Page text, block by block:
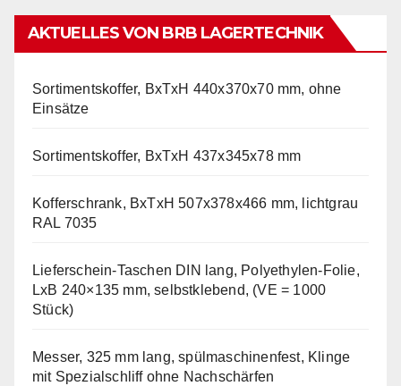
AKTUELLES VON BRB LAGERTECHNIK
Sortimentskoffer, BxTxH 440x370x70 mm, ohne
Einsätze
Sortimentskoffer, BxTxH 437x345x78 mm
Kofferschrank, BxTxH 507x378x466 mm, lichtgrau
RAL 7035
Lieferschein-Taschen DIN lang, Polyethylen-Folie,
LxB 240×135 mm, selbstklebend, (VE = 1000
Stück)
Messer, 325 mm lang, spülmaschinenfest, Klinge
mit Spezialschliff ohne Nachschärfen